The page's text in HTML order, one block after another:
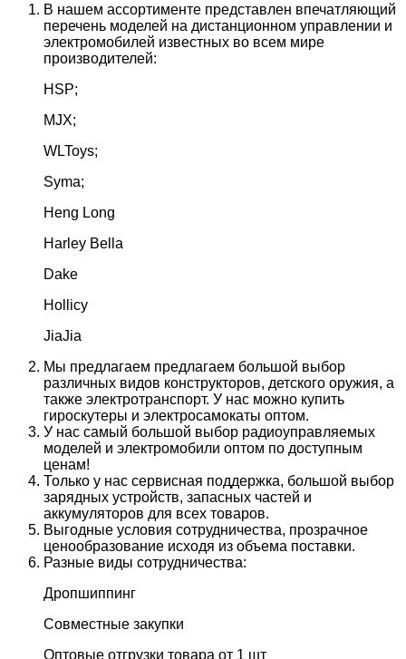
В нашем ассортименте представлен впечатляющий
перечень моделей на дистанционном управлении и
электромобилей известных во всем мире
производителей:
HSP;
MJX;
WLToys;
Syma;
Heng Long
Harley Bella
Dake
Hollicy
JiaJia
Мы предлагаем предлагаем большой выбор
различных видов конструкторов, детского оружия, а
также электротранспорт. У нас можно купить
гироскутеры и электросамокаты оптом.
У нас самый большой выбор радиоуправляемых
моделей и электромобили оптом по доступным
ценам!
Только у нас сервисная поддержка, большой выбор
зарядных устройств, запасных частей и
аккумуляторов для всех товаров.
Выгодные условия сотрудничества, прозрачное
ценообразование исходя из объема поставки.
Разные виды сотрудничества:
Дропшиппинг
Совместные закупки
Оптовые отгрузки товара от 1 шт